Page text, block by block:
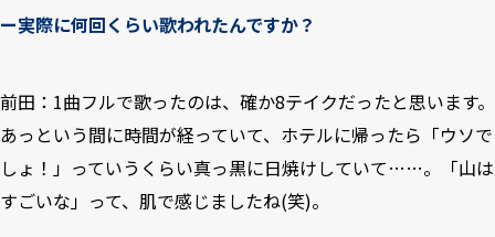
ー実際に何回くらい歌われたんですか？
前田：1曲フルで歌ったのは、確か8テイクだったと思います。
あっという間に時間が経っていて、ホテルに帰ったら「ウソで
しょ！」っていうくらい真っ黒に日焼けしていて……。「山は
すごいな」って、肌で感じましたね(笑)。